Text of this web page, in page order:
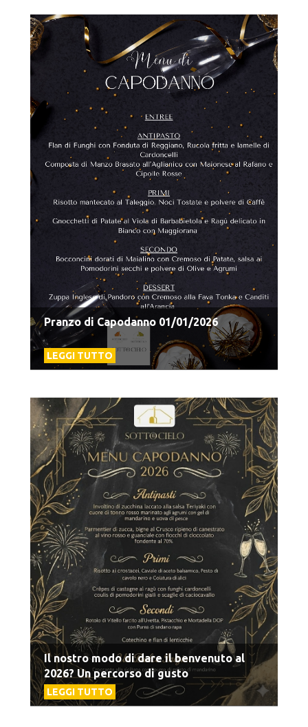
Pranzo di Capodanno 01/01/2026
LEGGI TUTTO
Il nostro modo di dare il benvenuto al
2026? Un percorso di gusto
LEGGI TUTTO